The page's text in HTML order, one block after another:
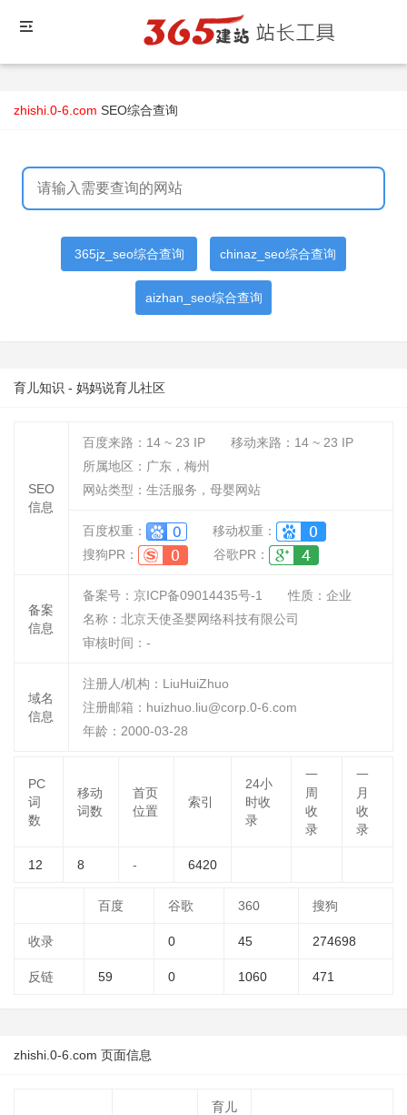
zhishi.0-6.com SEO综合查询
365jz_seo综合查询 chinaz_seo综合查询
aizhan_seo综合查询
育儿知识 - 妈妈说育儿社区
SEO
信息
百度来路： 14 ~ 23 IP 移动来路： 14 ~ 23 IP
所属地区：广东，梅州
网站类型：生活服务，母婴网站
百度权重：
移动权重：
搜狗PR：
谷歌PR：
备案
信息
备案号：京ICP备09014435号-1 性质： 企业
名称： 北京天使圣婴网络科技有限公司
审核时间： -
域名
信息
注册人/机构：LiuHuiZhuo
注册邮箱：huizhuo.liu@corp.0-6.com
年龄：2000-03-28
PC
词
数
移动
词数
首页
位置
索引
24小
时收
录
一
周
收
录
一
月
收
录
12 8 - 6420
百度 谷歌 360 搜狗
收录 0 45 274698
反链 59 0 1060 471
zhishi.0-6.com 页面信息
育儿